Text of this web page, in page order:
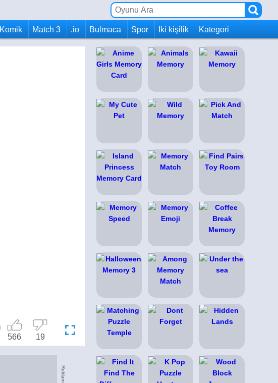
Komik Match 3 .io Bulmaca Spor Iki kişilik Kategori
19
566
Reklam